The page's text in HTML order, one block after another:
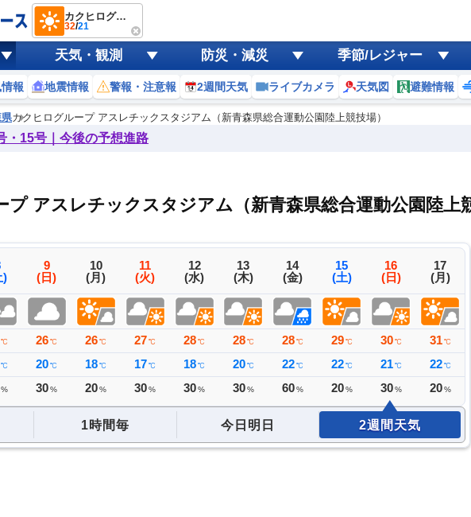
カクヒログループ アスレチックスタジアム（新青森県総合運動公園陸上競技場）
32/21
天気・観測 防災・減災 季節/レジャー
報 地震情報 警報・注意報 2週間天気 ライブカメラ 天気図 避難情報
カクヒログループ アスレチックスタジアム（新青森県総合運動公園陸上競技場）
・15号｜今後の予想進路
プ アスレチックスタジアム（新青森県総合運動公園陸上
)
℃
℃
%
9
(日)
26 ℃
20 ℃
30 %
10
(月)
26 ℃
18 ℃
20 %
11
(火)
27℃
17℃
30%
12
(水)
28℃
18℃
30%
13
(木)
28℃
20℃
30%
14
(金)
28℃
22℃
60%
15
(土)
29 ℃
22 ℃
20 %
16
(日)
30 ℃
21 ℃
30 %
17
(月)
31 ℃
22 ℃
20 %
1時間毎 今日明日 2週間天気